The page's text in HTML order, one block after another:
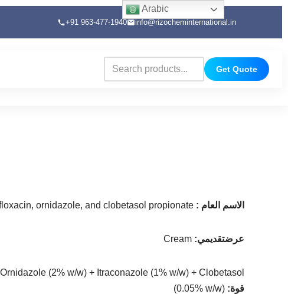
+91 963-477-1940 info@rizocheminternational.in
Get Quote
ornidazole, and clobetasol propionate : الاسم العام
Cream :عرضتقديمي
(2% w/w) + Itraconazole (1% w/w) + Clobetasol
(0.05% w/w) :قوة
Arabic